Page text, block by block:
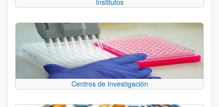
Institutos
Centros de Investigación